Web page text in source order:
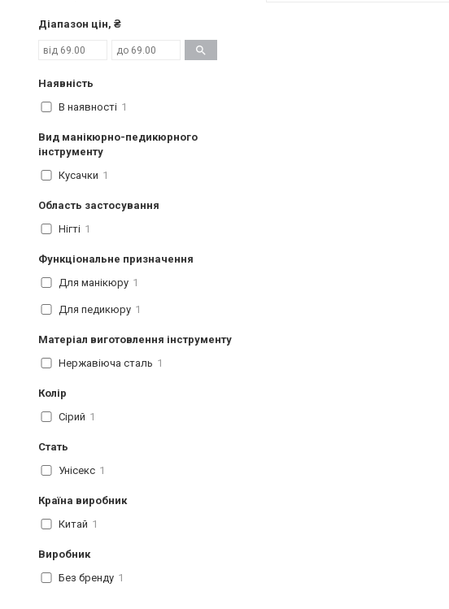
Діапазон цін, ₴
Наявність
В наявності 1
Вид манікюрно-педикюрного
інструменту
Кусачки 1
Область застосування
Нігті 1
Функціональне призначення
Для манікюру 1
Для педикюру 1
Матеріал виготовлення інструменту
Нержавіюча сталь 1
Колір
Сірий 1
Стать
Унісекс 1
Країна виробник
Китай 1
Виробник
Без бренду 1